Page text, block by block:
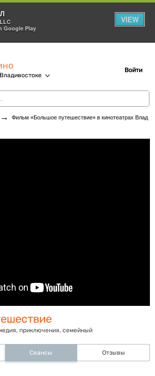
Google Play
VIEW
Войти
→ Фильм «Большое путешествие» в кинотеатрах Владивостока. Купить билеты!
приключения, семейный
Сеансы Отзывы